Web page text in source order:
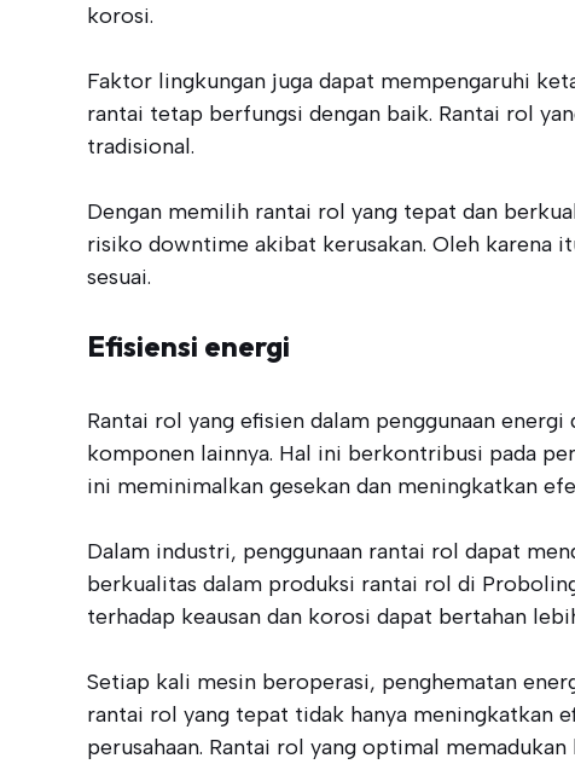
korosi.
Faktor lingkungan juga dapat mempengaruhi
rantai tetap berfungsi dengan baik. Rantai rol
tradisional.
Dengan memilih rantai rol yang tepat dan
risiko downtime akibat kerusakan. Oleh karena
sesuai.
Efisiensi energi
Rantai rol yang efisien dalam penggunaan
komponen lainnya. Hal ini berkontribusi pada
ini meminimalkan gesekan dan meningkatkan
Dalam industri, penggunaan rantai rol dapat
berkualitas dalam produksi rantai rol di
terhadap keausan dan korosi dapat bertahan
Setiap kali mesin beroperasi, penghematan
rantai rol yang tepat tidak hanya meningkatkan
perusahaan. Rantai rol yang optimal